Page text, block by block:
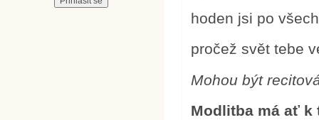
hoden jsi po
pročež svět tebe
Mohou být
Modlitba má ať k